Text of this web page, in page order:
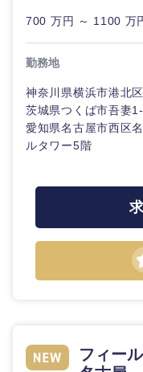
700 万円 ～ 1100 万
勤務地
神奈川県横浜市港北
茨城県つくば市吾妻
愛知県名古屋市西区
ルタワー5階
フィー